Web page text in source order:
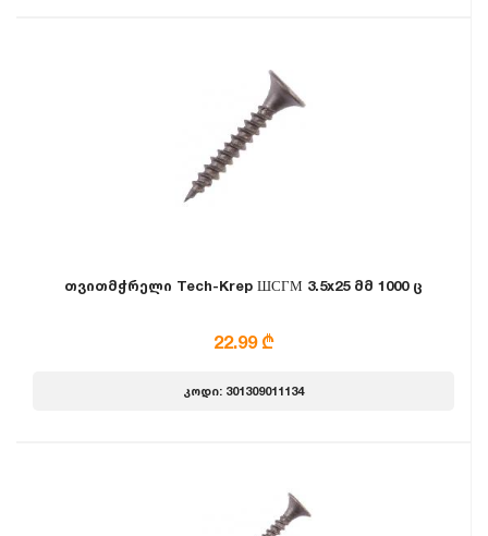
თვითმჭრელი Tech-Krep ШСГМ 3.5x25 მმ 1000 ც
22.99 ₾
კოდი: 301309011134